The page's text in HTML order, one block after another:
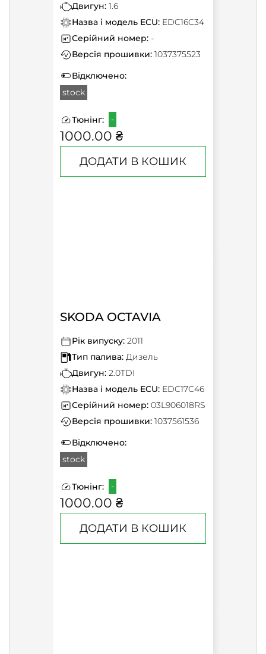
Двигун: 1.6
Назва і модель ECU: EDC16C34
Серійний номер: -
Версія прошивки: 1037375523
Відключено:
stock
Тюнінг: -
1000.00 ₴
ДОДАТИ В КОШИК
SKODA OCTAVIA
Рік випуску: 2011
Тип палива: Дизель
Двигун: 2.0TDI
Назва і модель ECU: EDC17C46
Серійний номер: 03L906018RS
Версія прошивки: 1037561536
Відключено:
stock
Тюнінг: -
1000.00 ₴
ДОДАТИ В КОШИК